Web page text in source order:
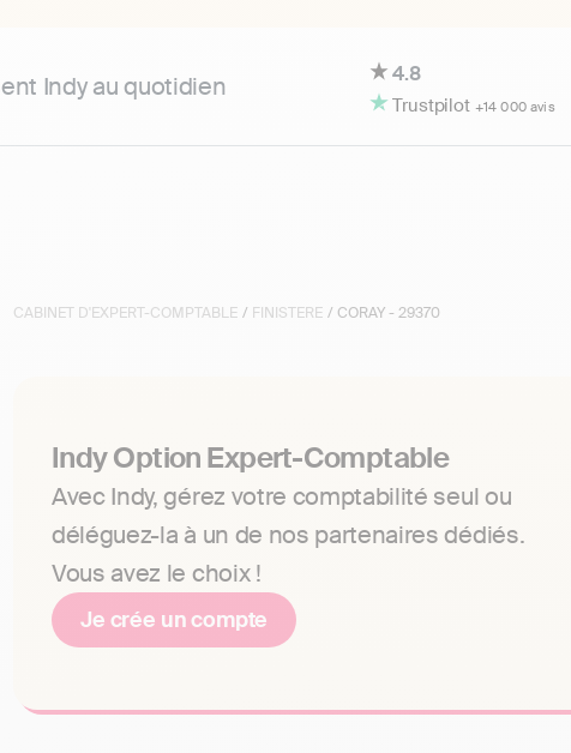
Indy au quotidien 4.8
Trustpilot +14 000 avis
CABINET D'EXPERT-COMPTABLE / FINISTERE / CORAY - 29370
Indy Option Expert-Comptable
Avec Indy, gérez votre comptabilité seul ou
déléguez-la à un de nos partenaires dédiés.
Vous avez le choix !
Je crée un compte